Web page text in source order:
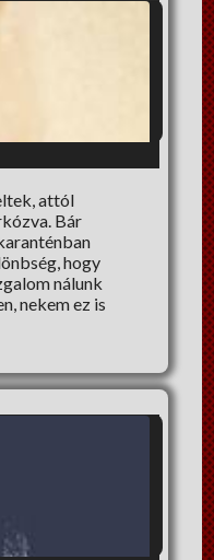
attól
Bár
hogy
nálunk
nekem ez is